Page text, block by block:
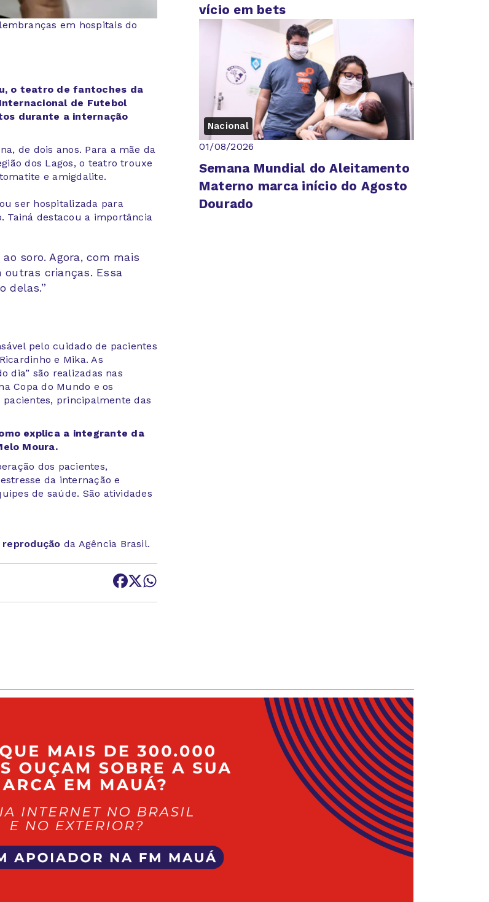
em hospitais do
o teatro de fantoches da
de Futebol
durante a internação
de dois anos. Para a mãe da
dos Lagos, o teatro trouxe
e amigdalite.
ser hospitalizada para
Tainá destacou a importância
soro. Agora, com mais
crianças. Essa
delas.”
pelo cuidado de pacientes
e Mika. As
dia” são realizadas nas
Copa do Mundo e os
principalmente das
explica a integrante da
Moura.
dos pacientes,
da internação e
de saúde. São atividades
da Agência Brasil.
vício em bets
Nacional
01/08/2026
Semana Mundial do Aleitamento
Materno marca início do Agosto
Dourado